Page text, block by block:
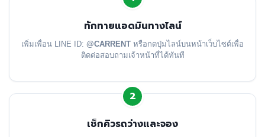
ทักทายแอดมินทางไลน์
เพิ่มเพื่อน LINE ID: @CARRENT หรือกดปุ่มไลน์บนหน้าเว็บไซต์เพื่อ
ติดต่อสอบถามเจ้าหน้าที่ได้ทันที
2
เช็กคิวรถว่างและจอง